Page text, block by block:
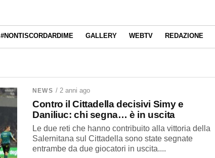
#NONTISCORDARDIME GALLERY WEBTV REDAZIONE
NEWS / 2 anni ago
Contro il Cittadella decisivi Simy e
Daniliuc: chi segna… è in uscita
Le due reti che hanno contribuito alla vittoria della
Salernitana sul Cittadella sono state segnate
entrambe da due giocatori in uscita....